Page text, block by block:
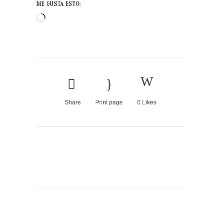
ME GUSTA ESTO:
Cargando...
Share Print page 0 Likes